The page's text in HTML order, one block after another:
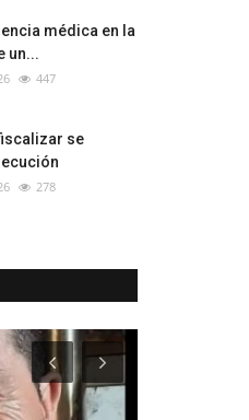
médica en la
un...
447
se
278